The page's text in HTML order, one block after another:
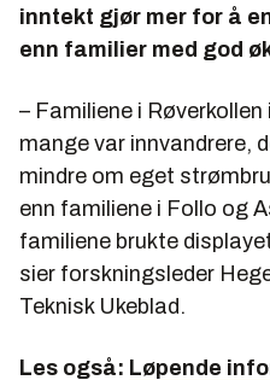
inntekt gjør mer for å
enn familier med god
– Familiene i
mange var innvandrere,
mindre om eget
enn familiene i Follo og
familiene brukte
sier forskningsleder
Teknisk Ukeblad.
Les også: Løpende